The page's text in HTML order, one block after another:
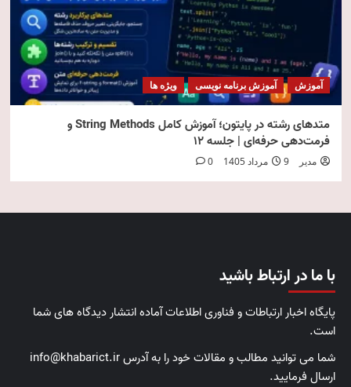
آموزش آموزش برنامه نویسی ویژه ها
متدهای رشته در پایتون؛ آموزش کامل String Methods و
فرمت‌دهی حرفه‌ای | جلسه ۱۲
مدیر 9 مرداد 1405 0
با ما در ارتباط باشید
پایگاه اخبار ارتباطات و فناوری اطلاعات آماده انتشار دیدگاه های شما
است.
شما می توانید مطالب و مقالات خود را به آدرس info@khabarict.ir
ارسال فرمایید.